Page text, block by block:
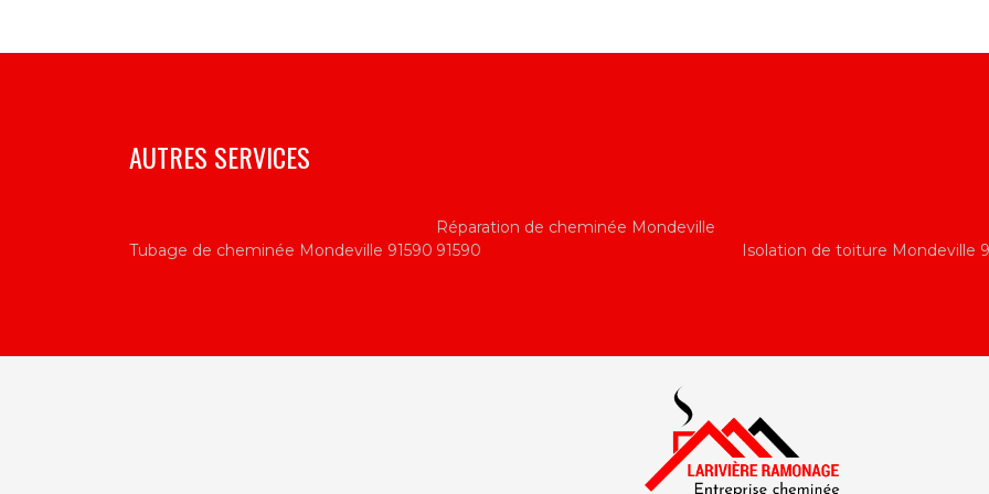
AUTRES SERVICES
Tubage de cheminée Mondeville 91590
Réparation de cheminée Mondeville
91590
Isolation de toiture Mondeville